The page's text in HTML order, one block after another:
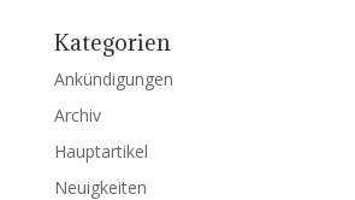
Kategorien
Ankündigungen
Archiv
Hauptartikel
Neuigkeiten